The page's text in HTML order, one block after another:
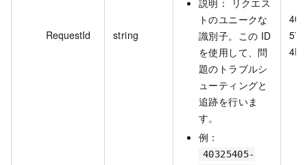
RequestId string
トのユニークな
識別子。この ID
を使用して、問
題のトラブルシ
ューティングと
追跡を行いま
す。
例：
40325405-